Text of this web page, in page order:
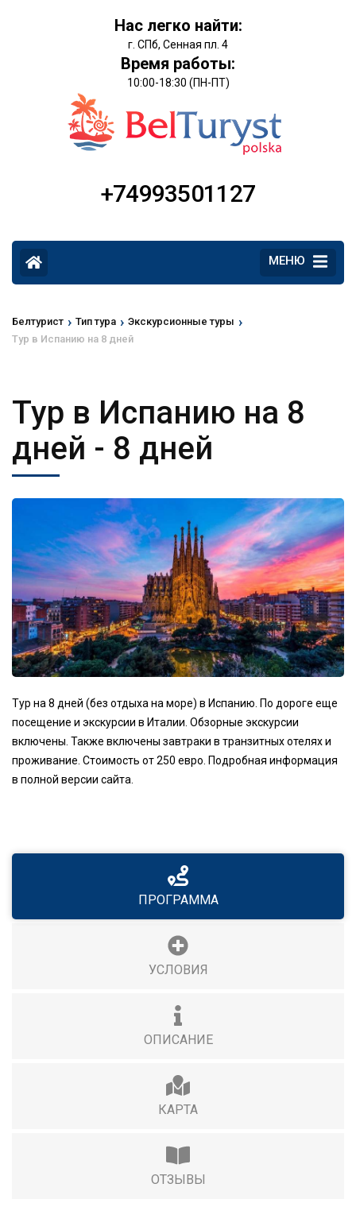
Нас легко найти:
г. СПб, Сенная пл. 4
Время работы:
10:00-18:30 (ПН-ПТ)
+74993501127
МЕНЮ
Белтурист › Тип тура › Экскурсионные туры ›
Тур в Испанию на 8 дней
Тур в Испанию на 8
дней - 8 дней
Тур на 8 дней (без отдыха на море) в Испанию. По дороге еще
посещение и экскурсии в Италии. Обзорные экскурсии
включены. Также включены завтраки в транзитных отелях и
проживание. Стоимость от 250 евро. Подробная информация
в полной версии сайта.
ПРОГРАММА
УСЛОВИЯ
ОПИСАНИЕ
КАРТА
ОТЗЫВЫ